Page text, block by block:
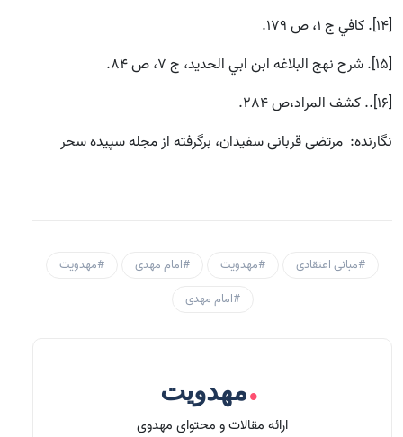
[14]. كافي ج 1، ص 179.
[15]. شرح نهج البلاغه ابن ابي الحديد، ج 7، ص 84.
[16].. كشف المراد،‌ص 284.
نگارنده: مرتضی قربانی سفیدان، برگرفته از مجله سپیده سحر
#مبانی اعتقادی #مهدویت #امام مهدی
#مهدویت
#امام مهدی
.مهدویت
ارائه مقالات و محتوای مهدوی